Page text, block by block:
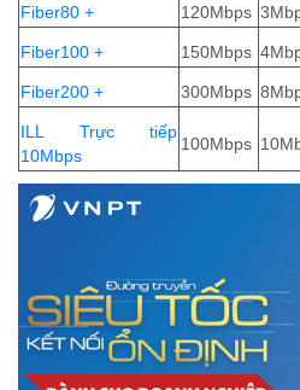
Fiber80 + 120Mbps
Fiber100 + 150Mbps
Fiber200 + 300Mbps
ILL Trực tiếp
10Mbps
100Mbps